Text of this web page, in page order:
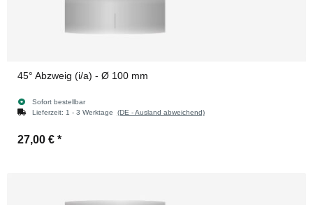
45° Abzweig (i/a) - Ø 100 mm
Sofort bestellbar
Lieferzeit: 1 - 3 Werktage (DE - Ausland abweichend)
27,00 € *